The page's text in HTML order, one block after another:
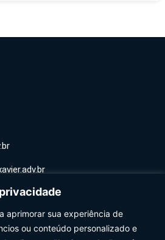
aprimorar sua experiência de
ou conteúdo personalizado e
- Moinhos de Vento